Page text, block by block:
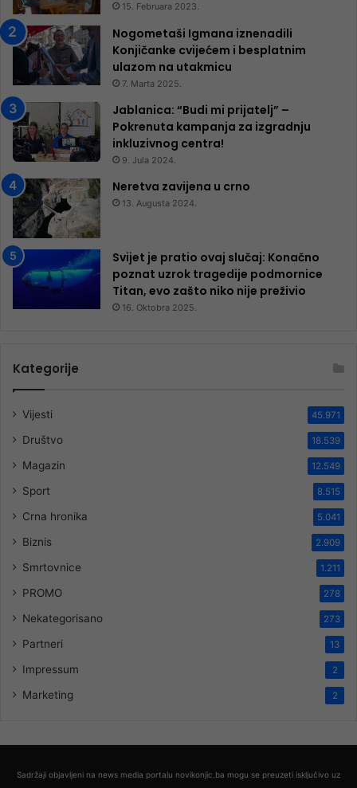
15. Februara 2023.
Nogometaši Igmana iznenadili
Konjičanke cvijećem i besplatnim
ulazom na utakmicu
7. Marta 2025.
Jablanica: “Budi mi prijatelj” –
Pokrenuta kampanja za izgradnju
inkluzivnog centra!
9. Jula 2024.
Neretva zavijena u crno
13. Augusta 2024.
Svijet je pratio ovaj slučaj: Konačno
poznat uzrok tragedije podmornice
Titan, evo zašto niko nije preživio
16. Oktobra 2025.
Kategorije
Vijesti 45.971
Društvo 18.539
Magazin 12.549
Sport 8.515
Crna hronika 5.041
Biznis 2.909
Smrtovnice 1.211
PROMO 278
Nekategorisano 273
Partneri 13
Impressum 2
Marketing 2
Sadržaji objavljeni na news media portalu novikonjic.ba mogu se preuzeti isključivo uz